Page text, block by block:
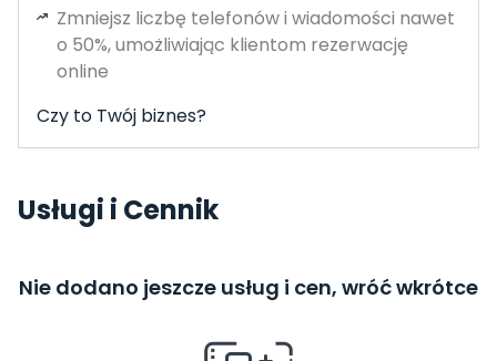
Zmniejsz liczbę telefonów i wiadomości nawet
o 50%, umożliwiając klientom rezerwację
online
Czy to Twój biznes?
Usługi i Cennik
Nie dodano jeszcze usług i cen, wróć wkrótce